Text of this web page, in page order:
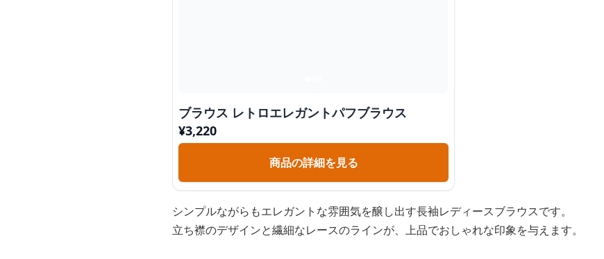
ブラウス レトロエレガントパフブラウス
¥3,220
商品の詳細を見る
シンプルながらもエレガントな雰囲気を醸し出す長袖レディースブラウスです。
立ち襟のデザインと繊細なレースのラインが、上品でおしゃれな印象を与えます。